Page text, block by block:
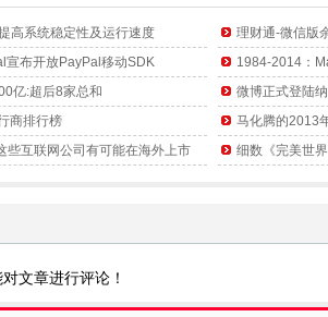
高系统稳定性及运行速度
理财通-微信版
宣布开放PayPal移动SDK
1984-2014：
亿:超后8家总和
微博正式登陆
商排行榜
马化腾的2013
些互联网公司有可能在海外上市
细数《完美世
文章进行评论！